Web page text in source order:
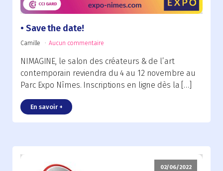
Save the date!
Camille Aucun commentaire
NIMAGINE, le salon des créateurs & de l’art
contemporain reviendra du 4 au 12 novembre au
Parc Expo Nîmes. Inscriptions en ligne dès la […]
En savoir +
02/06/2022